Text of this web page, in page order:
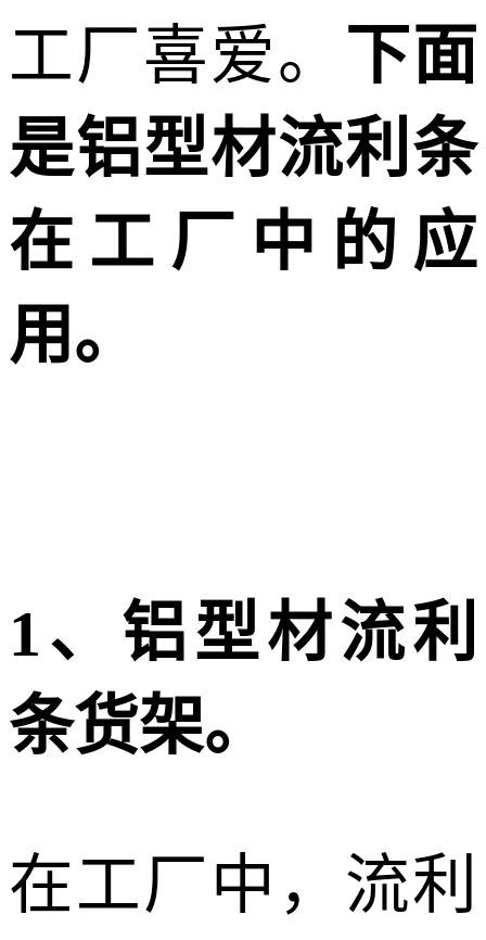
工厂喜爱。 下面
是铝型材流利条
在工厂中的应
用。
1、铝型材流利
条货架。
在工厂中，流利